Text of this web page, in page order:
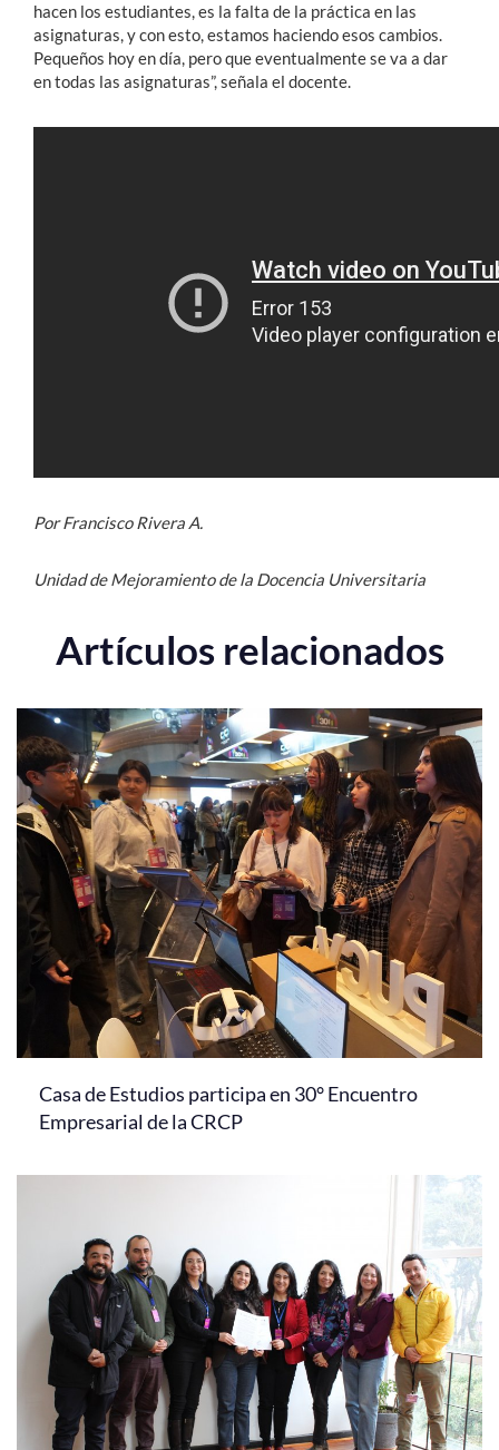
hacen los estudiantes, es la falta de la práctica en las
asignaturas, y con esto, estamos haciendo esos cambios.
Pequeños hoy en día, pero que eventualmente se va a dar
en todas las asignaturas”, señala el docente.
Por Francisco Rivera A.
Unidad de Mejoramiento de la Docencia Universitaria
Artículos relacionados
Casa de Estudios participa en 30° Encuentro
Empresarial de la CRCP